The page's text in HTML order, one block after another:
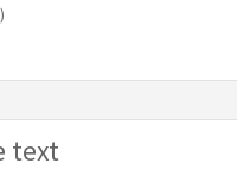
text